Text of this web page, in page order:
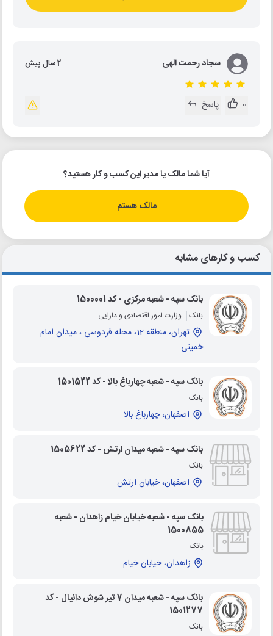
سجاد رحمت الهی 2 سال پیش
0 پاسخ
آیا شما مالک یا مدیر این کسب و کار هستید؟
مالک هستم
کسب و کارهای مشابه
بانک سپه - شعبه مرکزی - کد 1500001
بانک وزارت امور اقتصادی و دارایی
تهران، منطقه 12، محله فردوسی ، میدان امام
خمینی
بانک سپه - شعبه چهارباغ بالا - کد 1501522
بانک
اصفهان، چهارباغ بالا
بانک سپه - شعبه میدان ارتش - کد 1505622
بانک
اصفهان، خیابان ارتش
بانک سپه - شعبه خیابان خیام زاهدان - شعبه
1500855
بانک
زاهدان، خیابان خیام
بانک سپه - شعبه میدان 7 تیر شوش دانیال - کد
1501277
بانک